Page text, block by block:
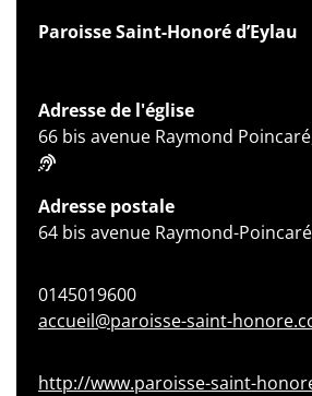
Paroisse Saint-Honoré d’Eylau
Adresse de l'église
66 bis avenue Raymond
Adresse postale
64 bis avenue Raymond-
0145019600
accueil@paroisse-saint-
http://www.paroisse-saint-